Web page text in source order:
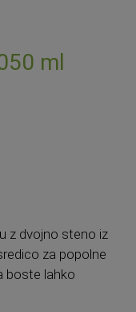
ml
z dvojno steno iz
za popolne
boste lahko